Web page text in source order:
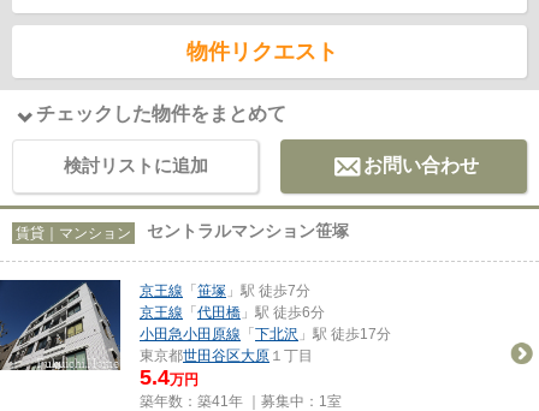
物件リクエスト
チェックした物件をまとめて
検討リストに追加 お問い合わせ
賃貸｜マンション セントラルマンション笹塚
京王線 「笹塚 」駅 徒歩7分
京王線 「代田橋 」駅 徒歩6分
小田急小田原線 「下北沢 」駅 徒歩17分
東京都世田谷区大原 １丁目
5.4万円
築年数：築41年 ｜募集中： 1室